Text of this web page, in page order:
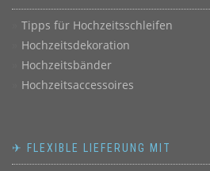
Tipps für Hochzeitsschleifen
Hochzeitsdekoration
Hochzeitsbänder
Hochzeitsaccessoires
✈ FLEXIBLE LIEFERUNG MIT